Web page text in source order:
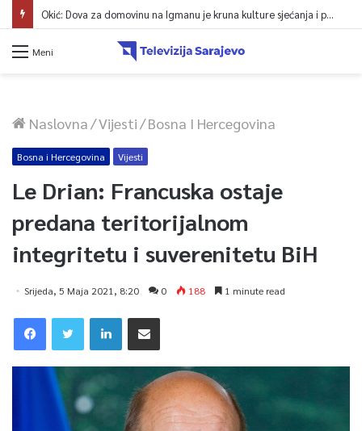
Okić: Dova za domovinu na Igmanu je kruna kulture sjećanja i poruka jedinstva
Meni
Naslovna/Vijesti/Bosna I Hercegovina
Bosna i Hercegovina Vijesti
Le Drian: Francuska ostaje
predana teritorijalnom
integritetu i suverenitetu BiH
Srijeda, 5 Maja 2021, 8:20 0 188 1 minute read